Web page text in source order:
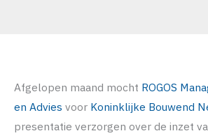
Afgelopen maand mocht ROGOS
en Advies voor Koninklijke Bouwend
presentatie verzorgen over de inzet